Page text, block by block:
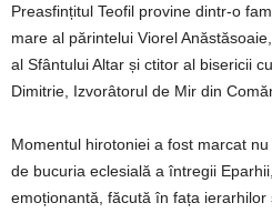
Preasfințitul Teofil provine dintr-o
mare al părintelui Viorel
al Sfântului Altar și ctitor al bisericii
Dimitrie, Izvorâtorul de Mir din
Momentul hirotoniei a fost marcat
de bucuria eclesială a întregii
emoționantă, făcută în fața